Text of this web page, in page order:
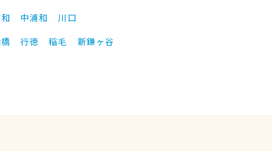
中浦和
川口
行徳 稲毛 新鎌ヶ谷